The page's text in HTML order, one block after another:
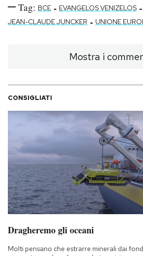
Tag: BCE - EVANGELOS VENIZELOS -
JEAN-CLAUDE JUNCKER - UNIONE
Mostra i
CONSIGLIATI
Dragheremo gli oceani
Molti pensano che estrarre minerali dai